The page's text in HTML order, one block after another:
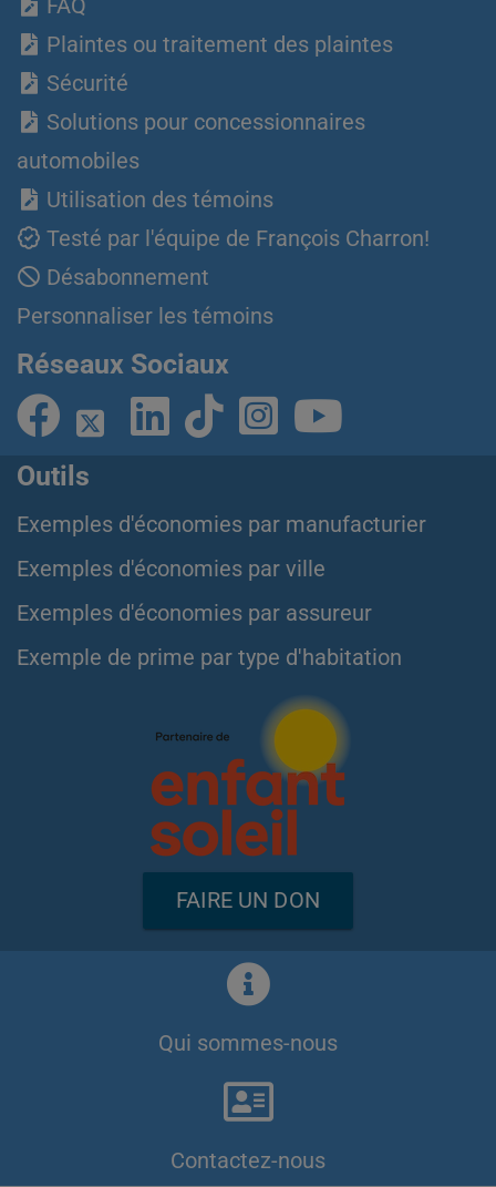
FAQ
Plaintes ou traitement des plaintes
Sécurité
Solutions pour concessionnaires
automobiles
Utilisation des témoins
Testé par l'équipe de François Charron!
Désabonnement
Personnaliser les témoins
Réseaux Sociaux
Outils
Exemples d'économies par manufacturier
Exemples d'économies par ville
Exemples d'économies par assureur
Exemple de prime par type d'habitation
FAIRE UN DON
Qui sommes-nous
Contactez-nous